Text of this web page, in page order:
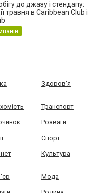
до джазу і стендапу:
травня в Caribbean Club і
Здоров'я
Транспорт
Розваги
Спорт
Культура
Мода